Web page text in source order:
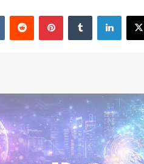
‫X لينكدإن ‏Tumblr بينتيريست ‏Reddit